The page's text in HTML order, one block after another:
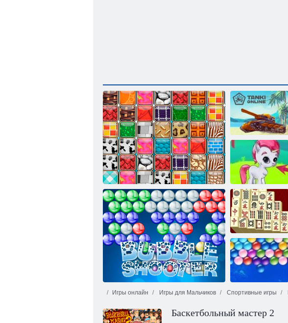
Парные узоры
Танки Онлайн
Драгоценные
камни: Пузыри
Ежедневный
маджонг
Бесконечные
пузыри
Игры онлайн Игры для Мальчиков Спортивные игры
Баскетбольный мастер 2